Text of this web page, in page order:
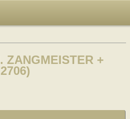
ZANGMEISTER +